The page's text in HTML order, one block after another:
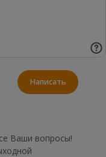
Написать
Ваши вопросы!